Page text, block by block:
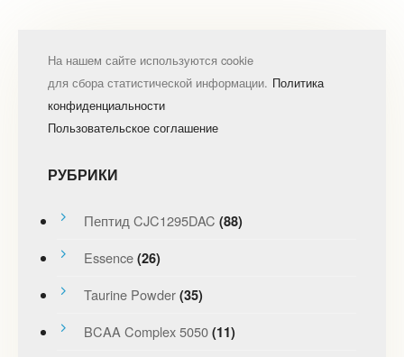
На нашем сайте используются cookie
для сбора статистической информации. Политика
конфиденциальности
Пользовательское соглашение
РУБРИКИ
Пептид CJC1295DAC (88)
Essence (26)
Taurine Powder (35)
BCAA Complex 5050 (11)